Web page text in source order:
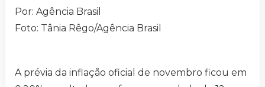
Por: Agência Brasil
Foto: Tânia Rêgo/Agência Brasil
A prévia da inflação oficial de novembro ficou em